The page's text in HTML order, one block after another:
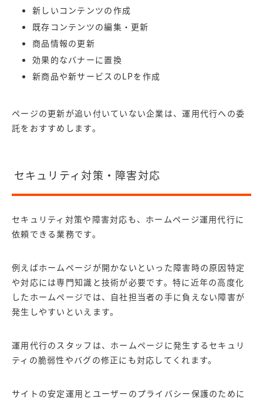
新しいコンテンツの作成
既存コンテンツの編集・更新
商品情報の更新
効果的なバナーに置換
新商品や新サービスのLPを作成
ページの更新が追い付いていない企業は、運用代行への委
託をおすすめします。
セキュリティ対策・障害対応
セキュリティ対策や障害対応も、ホームページ運用代行に
依頼できる業務です。
例えばホームページが開かないといった障害時の原因特定
や対応には専門知識と技術が必要です。特に近年の高度化
したホームページでは、自社担当者の手に負えない障害が
発生しやすいといえます。
運用代行のスタッフは、ホームページに発生するセキュリ
ティの脆弱性やバグの修正にも対応してくれます。
サイトの安定運用とユーザーのプライバシー保護のために